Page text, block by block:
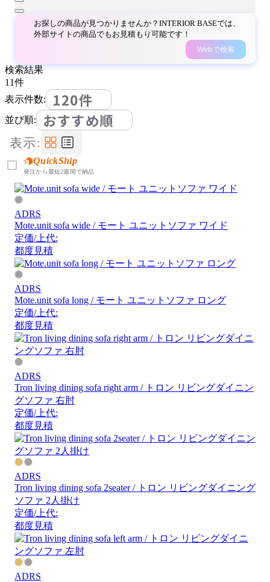
お探しの商品が見つかりませんか？INTERIOR BASEでは、
外部サイトの商品でもお見積もり可能です！
Webで検索
検索結果
11件
表示件数:
120件
並び順: おすすめ順
表示:
QuickShip
発注から最短2週間で納品
ADRS
Mote.unit sofa wide / モート ユニットソファ ワイド
定価/上代:
都度見積
ADRS
Mote.unit sofa long / モート ユニットソファ ロング
定価/上代:
都度見積
ADRS
Tron living dining sofa right arm / トロン リビングダイニン
グソファ 右肘
定価/上代:
都度見積
ADRS
Tron living dining sofa 2seater / トロン リビングダイニング
ソファ 2人掛け
定価/上代:
都度見積
ADRS